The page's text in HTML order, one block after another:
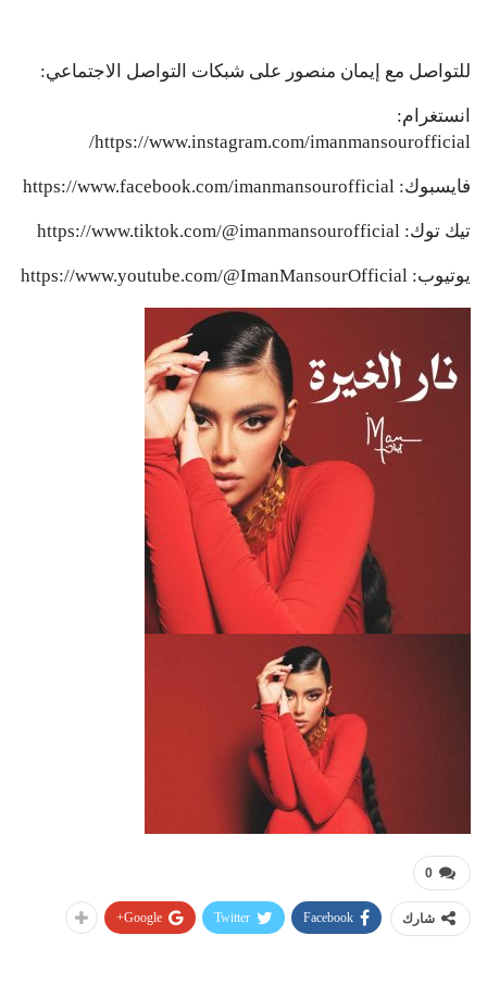
للتواصل مع إيمان منصور على شبكات التواصل الاجتماعي:
انستغرام:
https://www.instagram.com/imanmansourofficial/
فايسبوك: https://www.facebook.com/imanmansourofficial
تيك توك: https://www.tiktok.com/@imanmansourofficial
يوتيوب: https://www.youtube.com/@ImanMansourOfficial
0
شارك Facebook
Twitter
Google+